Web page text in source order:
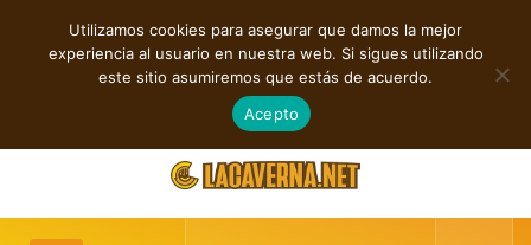
TENDENCIAS
Shaven Primates: Un estallido de Hard Rock contra el control digital
agosto 8, 2026
Utilizamos cookies para asegurar que damos la mejor
experiencia al usuario en nuestra web. Si sigues utilizando
este sitio asumiremos que estás de acuerdo.
Acepto